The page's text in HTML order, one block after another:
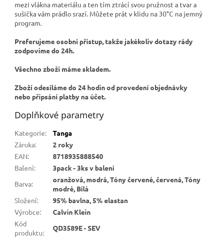
mezi vlákna materiálu a ten tím ztrácí svou pružnost a tvar a
sušička vám prádlo srazí. Můžete prát v klidu na 30°C na jemný
program.
Preferujeme osobní přístup, takže jakékoliv dotazy rády
zodpovíme do 24h.
Všechno zboží máme skladem.
Zboží odesíláme do 24 hodin od provedení objednávky
nebo připsání platby na účet.
Doplňkové parametry
Kategorie:
Tanga
Záruka:
2 roky
EAN:
8718935888540
Balení:
3pack - 3ks v balení
Barva:
oranžová, modrá, Tóny červené, červená, Tóny
modré, Bílá
Složení:
95% bavlna, 5% elastan
Výrobce:
Calvin Klein
Kód
produktu:
QD3589E - SEV